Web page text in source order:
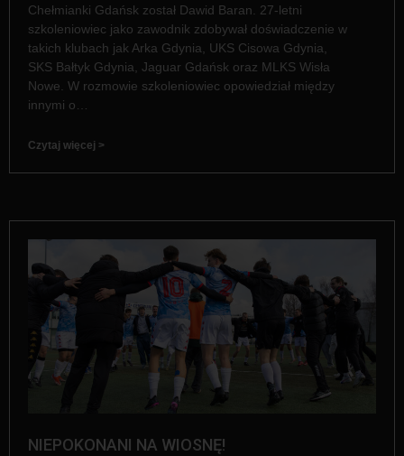
Chełmianki Gdańsk został Dawid Baran. 27-letni
szkoleniowiec jako zawodnik zdobywał doświadczenie w
takich klubach jak Arka Gdynia, UKS Cisowa Gdynia,
SKS Bałtyk Gdynia, Jaguar Gdańsk oraz MLKS Wisła
Nowe. W rozmowie szkoleniowiec opowiedział między
innymi o…
Czytaj więcej >
NIEPOKONANI NA WIOSNĘ!